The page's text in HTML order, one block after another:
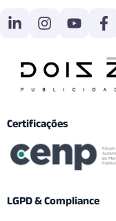
Certificações
LGPD & Compliance